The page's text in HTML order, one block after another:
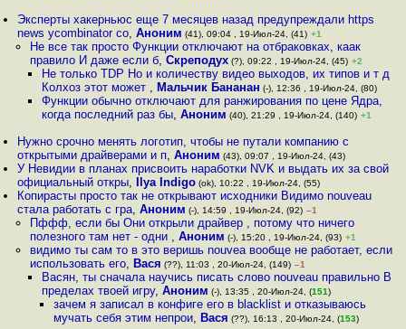
Эксперты хакерньюс еще 7 месяцев назад предупреждали https
news ycombinator co,Аноним (41), 09:04 , 19-Июл-24, (41) +1
Не все так просто Функции отключают на отбраковках, каак
правило И даже если б, Скреподух(?), 09:22 , 19-Июл-24, (45) +2
Не только TDP Но и количеству видео выходов, их типов и т д
Колхоз этот может , Мальчик Бананан (-), 12:36 , 19-Июл-24, (80)
Функции обычно отключают для ранжирования по цене Ядра,
когда последний раз бы, Аноним (40), 21:29 , 19-Июл-24, (140) +1
Нужно срочно менять логотип, чтобы не путали компанию с
открытыми драйверами и п,Аноним (43), 09:07 , 19-Июл-24, (43)
У Невидии в планах присвоить наработки NVK и выдать их за свой
официальный откры, Ilya Indigo (ok), 10:22 , 19-Июл-24, (55)
Копирасты просто так не открывают исходники Видимо nouveau
стала работать с гра,Аноним (-), 14:59 , 19-Июл-24, (92) –1
Пффф, если бы Они открыли драйвер , потому что ничего
полезного там нет - одни , Аноним (-), 15:20 , 19-Июл-24, (93) +1
видимо ты сам то в это веришь nouvea вообще не работает, если
использовать его, Вася (??), 11:03 , 20-Июл-24, (149) –1
Васян, ты сначала научись писать слово nouveau правильно В
пределах твоей игру, Аноним (-), 13:35 , 20-Июл-24, (151)
зачем я записал в конфиге его в blacklist и отказываюсь
мучать себя этим непрои, Вася (??), 16:13 , 20-Июл-24, (153)